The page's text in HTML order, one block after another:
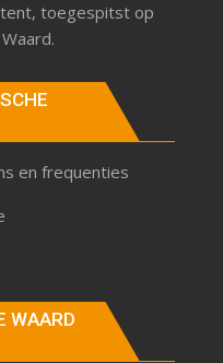
toegespitst op
en frequenties
WAARD